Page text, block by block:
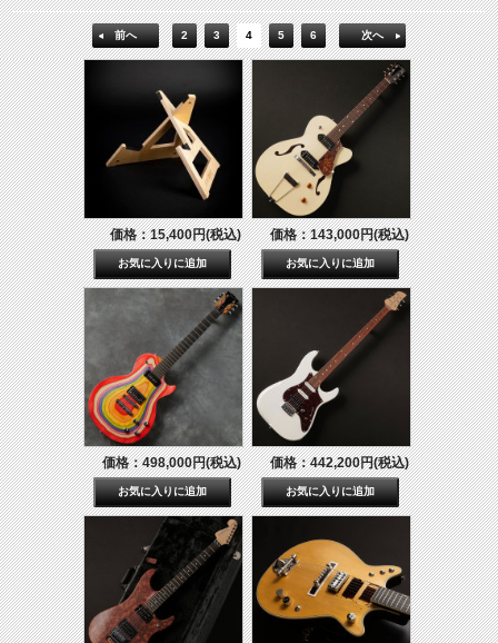
前へ 2 3 4 5 6 次へ
価格：15,400円(税込) 価格：143,000円(税込)
価格：498,000円(税込) 価格：442,200円(税込)